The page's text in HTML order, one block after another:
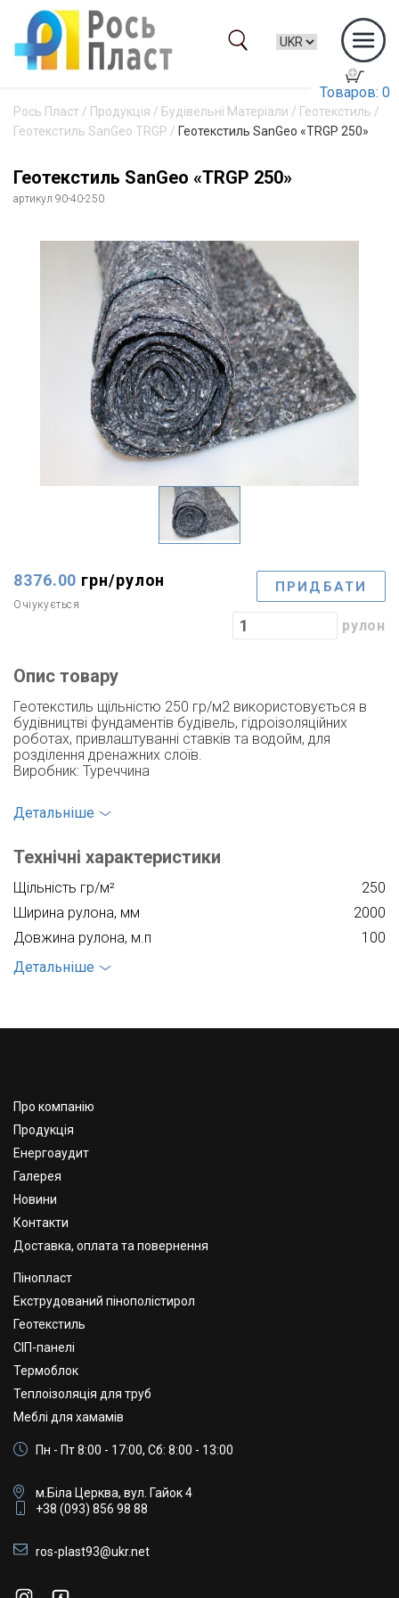
Товаров: 0
Рось Пласт / Продукція / Будівельні Матеріали / Геотекстиль /
Геотекстиль SanGeo TRGP / Геотекстиль SanGeo «TRGP 250»
Геотекстиль SanGeo «TRGP 250»
артикул 90-40-250
8376.00 грн/рулон
Очіукується
ПРИДБАТИ
рулон
Опис товару
Геотекстиль щільністю 250 гр/м2 використовується в
будівництві фундаментів будівель, гідроізоляційних
роботах, привлаштуванні ставків та водойм, для
розділення дренажних слоїв.
Виробник: Туреччина
Детальніше
Технічні характеристики
Щільність гр/м²
250
Ширина рулона, мм
2000
Довжина рулона, м.п
100
Товщина рулона, мм
Детальніше
Про компанію
Продукція
Енергоаудит
Галерея
Новини
Контакти
Доставка, оплата та повернення
Пінопласт
Екструдований пінополістирол
Геотекстиль
СІП-панелі
Термоблок
Теплоізоляція для труб
Меблі для хамамів
Пн - Пт 8:00 - 17:00, Сб: 8:00 - 13:00
м.Біла Церква, вул. Гайок 4
+38 (093) 856 98 88
ros-plast93@ukr.net